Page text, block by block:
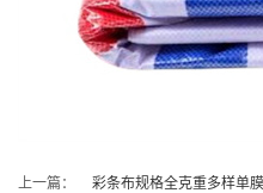
上一篇： 彩条布规格全克重多样单